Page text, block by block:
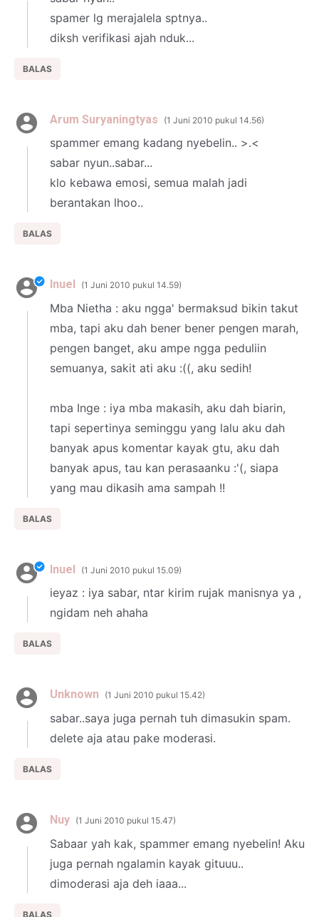
spamer lg merajalela sptnya..
diksh verifikasi ajah nduk...
BALAS
Arum Suryaningtyas 1 Juni 2010 pukul 14.56
spammer emang kadang nyebelin.. >.<
sabar nyun..sabar...
klo kebawa emosi, semua malah jadi
berantakan lhoo..
BALAS
Inuel 1 Juni 2010 pukul 14.59
Mba Nietha : aku ngga' bermaksud bikin takut
mba, tapi aku dah bener bener pengen marah,
pengen banget, aku ampe ngga peduliin
semuanya, sakit ati aku :((, aku sedih!
mba Inge : iya mba makasih, aku dah biarin,
tapi sepertinya seminggu yang lalu aku dah
banyak apus komentar kayak gtu, aku dah
banyak apus, tau kan perasaanku :'(, siapa
yang mau dikasih ama sampah !!
BALAS
Inuel 1 Juni 2010 pukul 15.09
ieyaz : iya sabar, ntar kirim rujak manisnya ya ,
ngidam neh ahaha
BALAS
Unknown 1 Juni 2010 pukul 15.42
sabar..saya juga pernah tuh dimasukin spam.
delete aja atau pake moderasi.
BALAS
Nuy 1 Juni 2010 pukul 15.47
Sabaar yah kak, spammer emang nyebelin! Aku
juga pernah ngalamin kayak gituuu..
dimoderasi aja deh iaaa...
BALAS